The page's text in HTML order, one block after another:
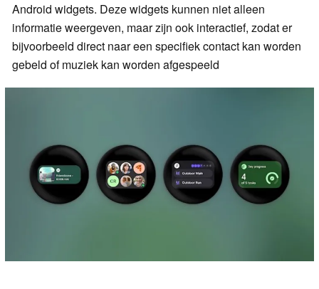
Android widgets. Deze widgets kunnen niet alleen
informatie weergeven, maar zijn ook interactief, zodat er
bijvoorbeeld direct naar een specifiek contact kan worden
gebeld of muziek kan worden afgespeeld